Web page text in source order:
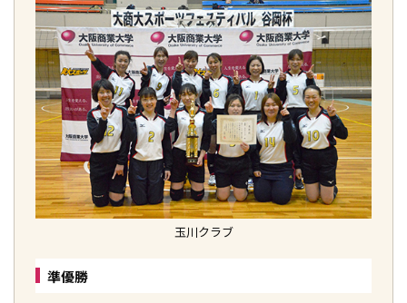
玉川クラブ
準優勝